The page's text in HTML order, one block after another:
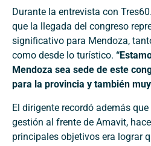
Durante la entrevista con
que la llegada del congreso
significativo para Mendoza,
como desde lo turístico.
Mendoza sea sede de este
para la provincia y también
El dirigente recordó además
gestión al frente de Amavit,
principales objetivos era lograr